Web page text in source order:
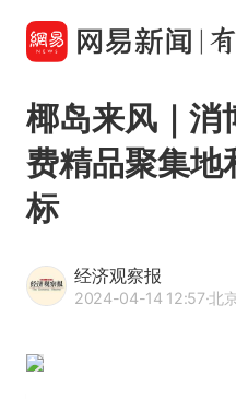
椰岛来风｜消
费精品聚集地
标
经济观察报
2024-04-14 12:57·北